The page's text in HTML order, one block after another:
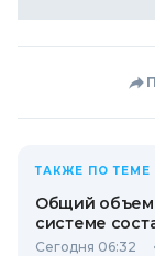
ТАКЖЕ ПО ТЕМЕ
Общий объем
системе
Сегодня 06:32